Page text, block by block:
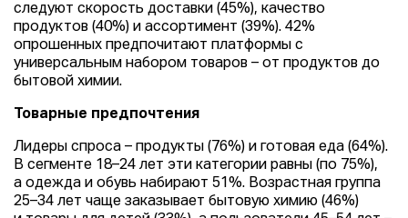
следуют скорость доставки (45%), качество
продуктов (40%) и ассортимент (39%). 42%
опрошенных предпочитают платформы с
универсальным набором товаров – от продуктов до
бытовой химии.
Товарные предпочтения
Лидеры спроса – продукты (76%) и готовая еда (64%).
В сегменте 18–24 лет эти категории равны (по 75%),
а одежда и обувь набирают 51%. Возрастная группа
25–34 лет чаще заказывает бытовую химию (46%)